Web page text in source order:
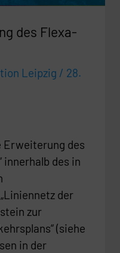
des Flexa-
Leipzig / 28.
Erweiterung des
innerhalb des in
der
zur
(siehe
in der